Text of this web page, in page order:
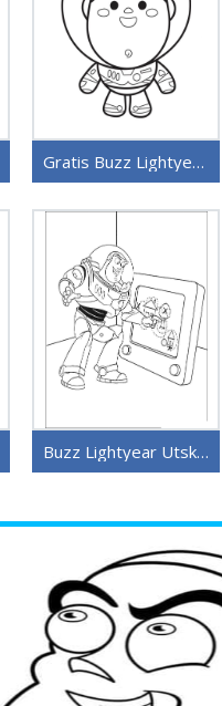
Gratis Buzz Lightyear for Barn
Buzz Lightyear Utskrivbart Bilde